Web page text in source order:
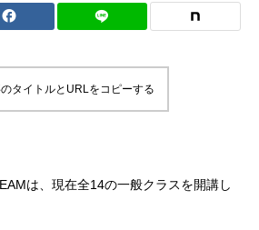
タイトルとURLをコピーする
は、現在全14の一般クラスを開講し